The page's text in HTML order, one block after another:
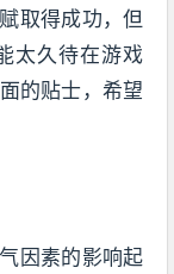
取得成功，但
太久待在游戏
的贴士，希望
因素的影响起